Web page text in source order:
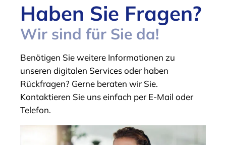
Haben Sie Fragen?
Wir sind für Sie da!
Benötigen Sie weitere Informationen zu
unseren digitalen Services oder haben
Rückfragen? Gerne beraten wir Sie.
Kontaktieren Sie uns einfach per E-Mail oder
Telefon.